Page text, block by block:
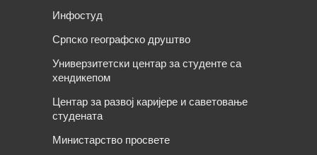
Инфостуд
Српско географско друштво
Универзитетски центар за студенте са
хендикепом
Центар за развој каријере и саветовање
студената
Министарство просвете